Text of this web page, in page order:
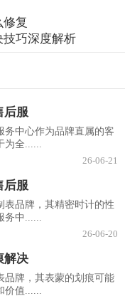
复
巧深度解析
后服
务中心作为品牌直属的客
为全......
26-06-21
后服
表品牌，其精密时计的性
中......
26-06-20
解决
品牌，其表蒙的划痕可能
值......